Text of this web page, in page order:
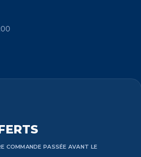
COMMANDE PASSÉE AVANT LE